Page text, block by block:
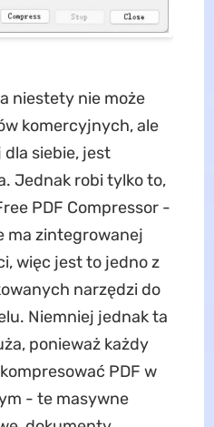
niestety nie może
komercyjnych, ale
siebie, jest
Jednak robi tylko to,
PDF Compressor -
ma zintegrowanej
więc jest to jedno z
narzędzi do
Niemniej jednak ta
ponieważ każdy
PDF w
- te masywne